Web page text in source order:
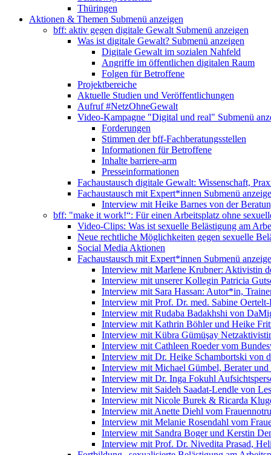
Thüringen
Aktionen & Themen Submenü anzeigen
bff: aktiv gegen digitale Gewalt Submenü anzeigen
Was ist digitale Gewalt? Submenü anzeigen
Digitale Gewalt im sozialen Nahfeld
Angriffe im öffentlichen digitalen Raum
Folgen für Betroffene
Projektbereiche
Aktuelle Studien und Veröffentlichungen
Aufruf #NetzOhneGewalt
Video-Kampagne "Digital und real" Submenü
Forderungen
Stimmen der bff-Fachberatungsstellen
Informationen für Betroffene
Inhalte barriere-arm
Presseinformationen
Fachaustausch digitale Gewalt: Wissenschaft,
Fachaustausch mit Expert*innen Submenü
Interview mit Heike Barnes von der
bff: "make it work!“: Für einen Arbeitsplatz ohne
Video-Clips: Was ist sexuelle Belästigung am
Neue rechtliche Möglichkeiten gegen sexuelle
Social Media Aktionen
Fachaustausch mit Expert*innen Submenü
Interview mit Marlene Krubner: Aktivistin
Interview mit unserer Kollegin Patricia
Interview mit Sara Hassan: Autor*in,
Interview mit Prof. Dr. med. Sabine
Interview mit Rudaba Badakhshi von
Interview mit Kathrin Böhler und Heike
Interview mit Kübra Gümüşay
Interview mit Cathleen Roeder vom
Interview mit Dr. Heike Schambortski von
Interview mit Michael Gümbel, Berater
Interview mit Dr. Inga Fokuhl
Interview mit Saideh Saadat-Lendle von
Interview mit Nicole Burek & Ricarda
Interview mit Anette Diehl vom
Interview mit Melanie Rosendahl vom
Interview mit Sandra Boger und Kerstin
Interview mit Prof. Dr. Nivedita Prasad,